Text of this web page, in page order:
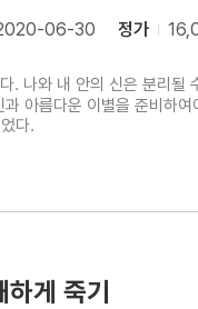
06-30 정가
. 나와 내 안의 신은 분리될
아름다운 이별을 준비하
다.
게 죽기